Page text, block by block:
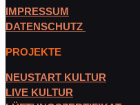
IMPRESSUM
DATENSCHUTZ
PROJEKTE
NEUSTART KULTUR
LIVE KULTUR